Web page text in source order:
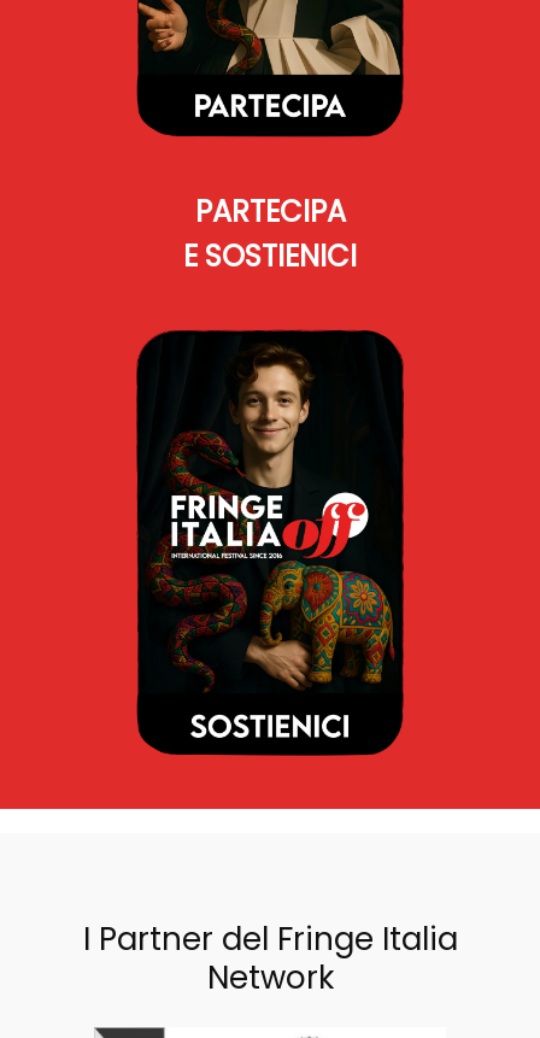
PARTECIPA
E SOSTIENICI
I Partner del Fringe Italia
Network